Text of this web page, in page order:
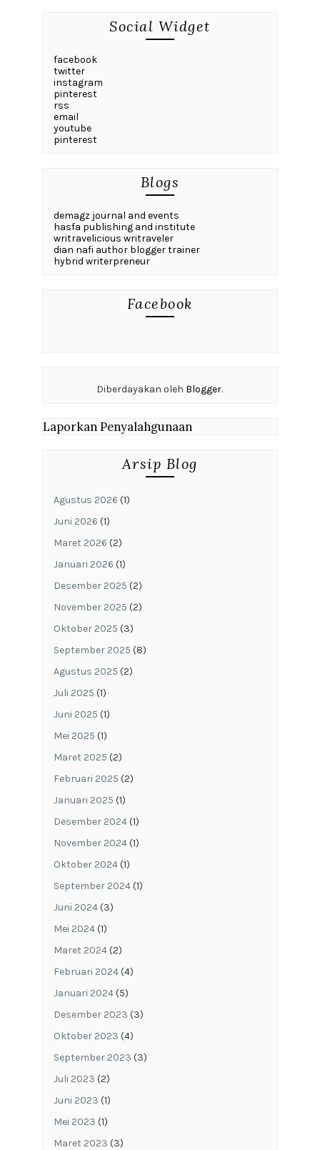
Social Widget
facebook
twitter
instagram
pinterest
rss
email
youtube
pinterest
Blogs
demagz journal and events
hasfa publishing and institute
writravelicious writraveler
dian nafi author blogger trainer
hybrid writerpreneur
Facebook
Diberdayakan oleh Blogger.
Laporkan Penyalahgunaan
Arsip Blog
Agustus 2026 (1)
Juni 2026 (1)
Maret 2026 (2)
Januari 2026 (1)
Desember 2025 (2)
November 2025 (2)
Oktober 2025 (3)
September 2025 (8)
Agustus 2025 (2)
Juli 2025 (1)
Juni 2025 (1)
Mei 2025 (1)
Maret 2025 (2)
Februari 2025 (2)
Januari 2025 (1)
Desember 2024(1)
November 2024(1)
Oktober 2024(1)
September 2024(1)
Juni 2024(3)
Mei 2024(1)
Maret 2024(2)
Februari 2024(4)
Januari 2024(5)
Desember 2023 (3)
Oktober 2023 (4)
September 2023 (3)
Juli 2023 (2)
Juni 2023 (1)
Mei 2023 (1)
Maret 2023 (3)